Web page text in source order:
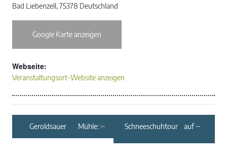
Bad Liebenzell,75378 Deutschland
Google Karte anzeigen
Webseite:
Veranstaltungsort-Website anzeigen
Geroldsauer Mühle:
Schneeschuhtour auf